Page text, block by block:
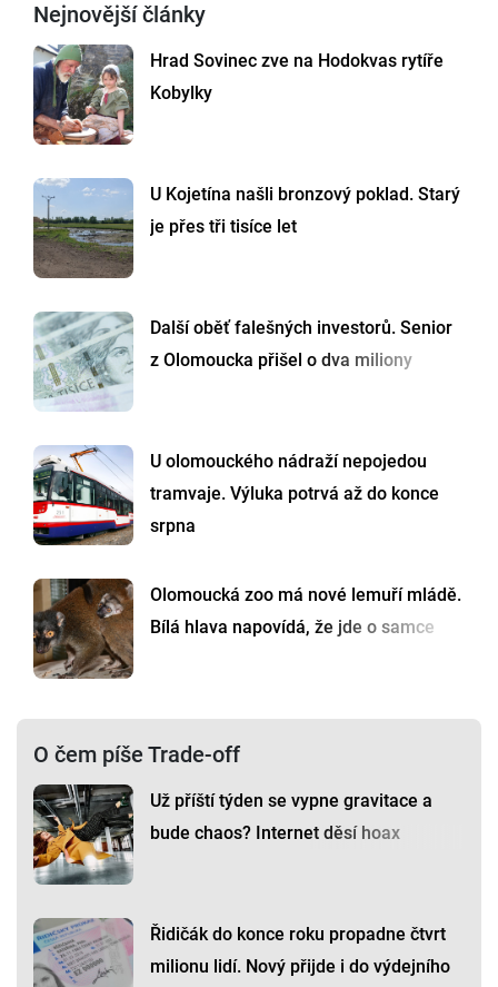
Nejnovější články
Hrad Sovinec zve na Hodokvas rytíře
Kobylky
U Kojetína našli bronzový poklad. Starý
je přes tři tisíce let
Další oběť falešných investorů. Senior
z Olomoucka přišel o dva miliony
U olomouckého nádraží nepojedou
tramvaje. Výluka potrvá až do konce
srpna
Olomoucká zoo má nové lemuří mládě.
Bílá hlava napovídá, že jde o samce
O čem píše Trade-off
Už příští týden se vypne gravitace a
bude chaos? Internet děsí hoax
Řidičák do konce roku propadne čtvrt
milionu lidí. Nový přijde i do výdejního